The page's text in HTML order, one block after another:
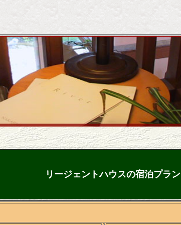
リージェントハウスの宿泊プラン